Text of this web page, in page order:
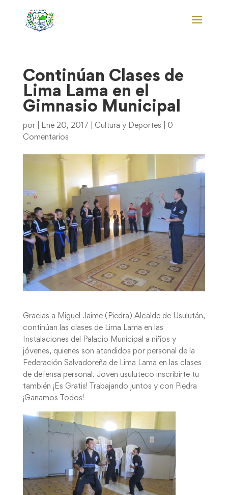
Continúan Clases de
Lima Lama en el
Gimnasio Municipal
por Ene 20, 2017 Cultura y Deportes
0
Comentarios
Gracias a Miguel Jaime (Piedra) Alcalde de Usulután,
continúan las clases de Lima Lama en las
Instalaciones del Palacio Municipal a niños y
jóvenes, quienes son atendidos por personal de la
Federación Salvadoreña de Lima Lama en las clases
de defensa personal. Joven usuluteco inscribirte tu
también ¡Es Gratis! Trabajando juntos y con Piedra
¡Ganamos Todos!